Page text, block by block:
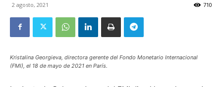
2 agosto, 2021 710
Kristalina Georgieva, directora gerente del Fondo Monetario Internacional
(FMI), el 18 de mayo de 2021 en París.